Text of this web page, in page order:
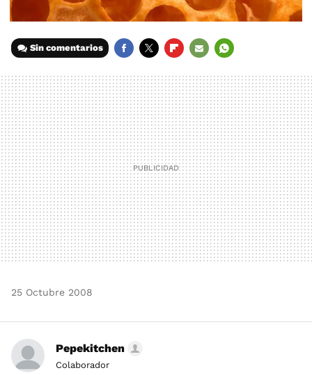
Sin comentarios
MAIL
25 Octubre 2008
Pepekitchen
Colaborador